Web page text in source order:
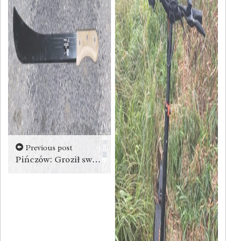
Previous post
Pińczów: Groził swojemu znajomemu. Miał przy sobie maczetę i nóż